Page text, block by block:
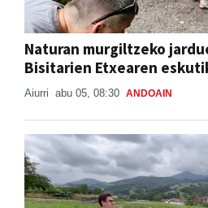
Naturan murgiltzeko
Bisitarien Etxearen
Aiurri abu 05, 08:30 ANDOAIN